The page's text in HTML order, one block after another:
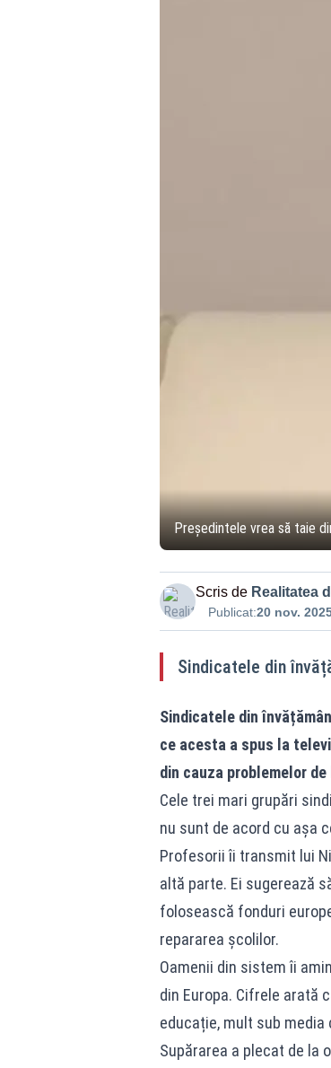
Președintele vrea să taie
Scris de Realitatea
Publicat:20 nov.
Sindicatele din
Sindicatele din
ce acesta a spus la
din cauza problemelor
Cele trei mari grupări
nu sunt de acord cu așa
Profesorii îi transmit lui
altă parte. Ei sugerează
folosească fonduri
repararea școlilor.
Oamenii din sistem îi
din Europa. Cifrele arată
educație, mult sub
Supărarea a plecat de la